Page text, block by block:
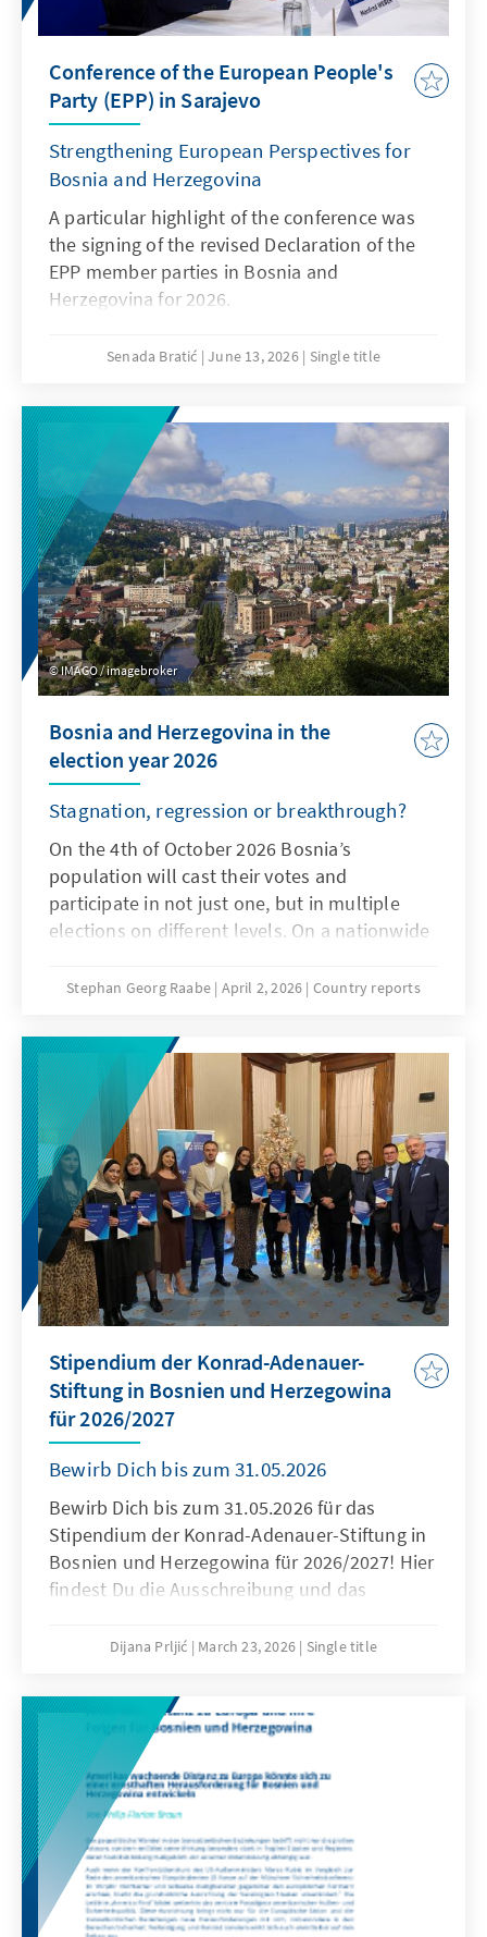
Conference of the European People's
Party (EPP) in Sarajevo
Strengthening European Perspectives for
Bosnia and Herzegovina
A particular highlight of the conference was
the signing of the revised Declaration of the
EPP member parties in Bosnia and
Herzegovina for 2026.
Senada Bratić June 13, 2026 Single title
IMAGO / imagebroker
Bosnia and Herzegovina in the
election year 2026
Stagnation, regression or breakthrough?
On the 4th of October 2026 Bosnia’s
population will cast their votes and
participate in not just one, but in multiple
elections on different levels. On a nationwide
consisting of three members-, the national
Bosnian and Hercegovina (FBiH) and the
Republika Srpska (RS)- as also the regional
parliaments in the ten cantons of the FBiH
and the president of the RS.
Stephan Georg Raabe April 2, 2026 Country reports
Stipendium der Konrad-Adenauer-
Stiftung in Bosnien und Herzegowina
für 2026/2027
Bewirb Dich bis zum 31.05.2026
Bewirb Dich bis zum 31.05.2026 für das
Stipendium der Konrad-Adenauer-Stiftung in
Bosnien und Herzegowina für 2026/2027! Hier
findest Du die Ausschreibung und das
eine finanzielle Unterstützung von 350 KM pro
Stiftung wie Seminaren, Workshops und
Networking-Veranstaltungen und eine
Mitgliedschaft im Alumni-Club der Konrad-
Adenauer-Stiftung in BiH. Weitere
Informationen findest Du in der
Ausschreibung.
Dijana Prljić March 23, 2026 Single title